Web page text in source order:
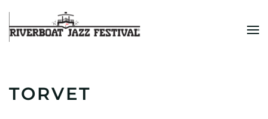
Skip to main content
TORVET